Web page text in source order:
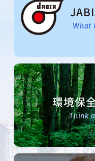
What
環境保
Think